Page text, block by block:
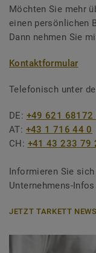
Möchten Sie mehr
einen persönlichen
Dann nehmen Sie
Kontaktformular
Telefonisch unter
DE: +49 621 68172
AT: +43 1 716 44 0
CH: +41 43 233 79
Informieren Sie
Unternehmens-
JETZT TARKETT